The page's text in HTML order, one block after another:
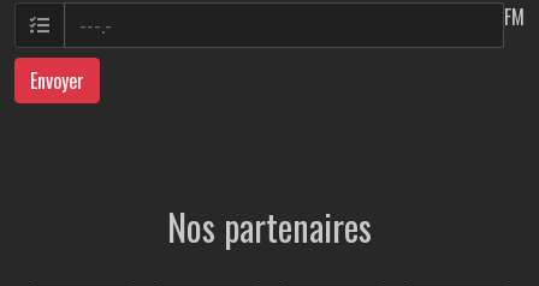
FM
Envoyer
Nos partenaires